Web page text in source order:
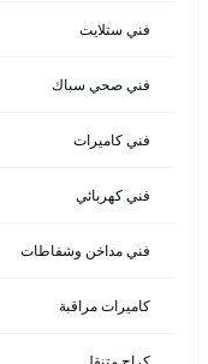
فني ستلايت
فني صحي سباك
فني كاميرات
فني كهربائي
فني مداخن وشفاطات
كاميرات مراقبة